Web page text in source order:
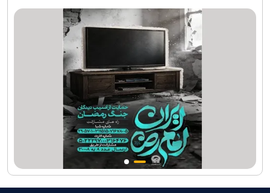
جارجیا کے 130 رکنی مذہبی و ثقافتی وفد کا حرم امام رضا(ع) کے خدام
کی جانب سےخصوصی استقبال